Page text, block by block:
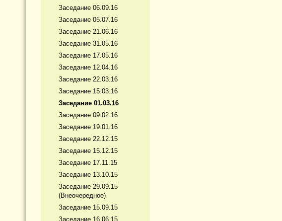
Заседание 06.09.16
Заседание 05.07.16
Заседание 21.06.16
Заседание 31.05.16
Заседание 17.05.16
Заседание 12.04.16
Заседание 22.03.16
Заседание 15.03.16
Заседание 01.03.16
Заседание 09.02.16
Заседание 19.01.16
Заседание 22.12.15
Заседание 15.12.15
Заседание 17.11.15
Заседание 13.10.15
Заседание 29.09.15
(Внеочередное)
Заседание 15.09.15
Заседание 16.06.15